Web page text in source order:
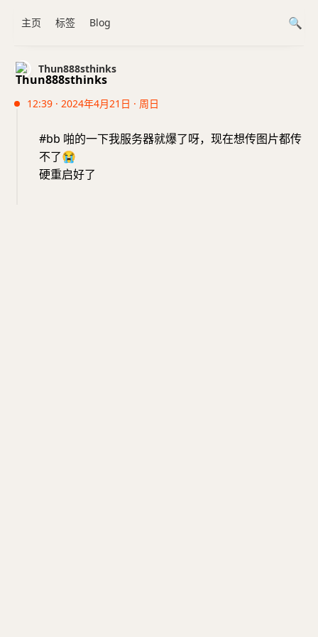
Thun888sthinks
12:39 · 2024年4月21日 · 周日
#bb 啪的一下我服务器就爆了呀，现在想传图片都传
不了😭
硬重启好了
主页 标签 Blog